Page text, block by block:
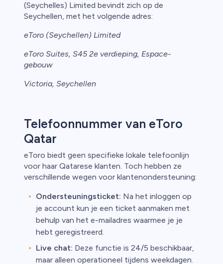
(Seychelles) Limited bevindt zich op de
Seychellen, met het volgende adres:
eToro (Seychellen) Limited
eToro Suites, S45 2e verdieping, Espace-
gebouw
Victoria, Seychellen
Telefoonnummer van eToro
Qatar
eToro biedt geen specifieke lokale telefoonlijn
voor haar Qatarese klanten. Toch hebben ze
verschillende wegen voor klantenondersteuning:
Ondersteuningsticket: Na het inloggen op
je account kun je een ticket aanmaken met
behulp van het e-mailadres waarmee je je
hebt geregistreerd.
Live chat: Deze functie is 24/5 beschikbaar,
maar alleen operationeel tijdens weekdagen.